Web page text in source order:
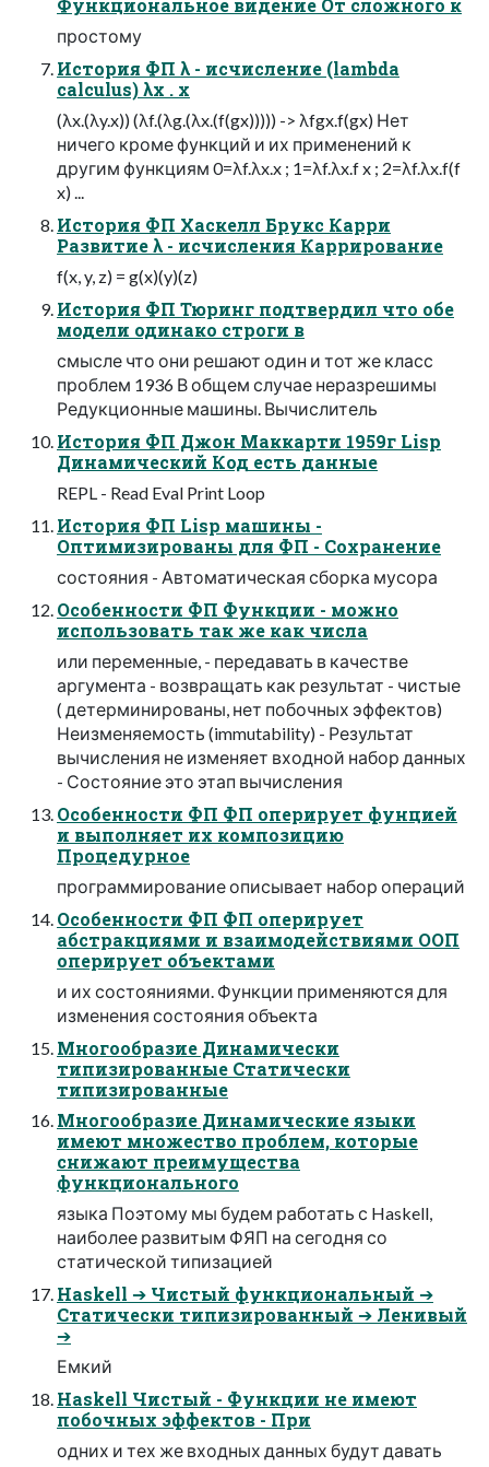
Функциональное видение От сложного к
простому
История ФП λ - исчисление (lambda
calculus) λx . x
(λx.(λy.x)) (λf.(λg.(λx.(f(gx))))) -> λfgx.f(gx) Нет
ничего кроме функций и их применений к
другим функциям 0=λf.λx.x ; 1=λf.λx.f x ; 2=λf.λx.f(f
x) ...
История ФП Хаскелл Брукс Карри
Развитие λ - исчисления Каррирование
f(x, y, z) = g(x)(y)(z)
История ФП Тюринг подтвердил что обе
модели одинако строги в
смысле что они решают один и тот же класс
проблем 1936 В общем случае неразрешимы
Редукционные машины. Вычислитель
История ФП Джон Маккарти 1959г Lisp
Динамический Код есть данные
REPL - Read Eval Print Loop
История ФП Lisp машины -
Оптимизированы для ФП - Сохранение
состояния - Автоматическая сборка мусора
Особенности ФП Функции - можно
использовать так же как числа
или переменные, - передавать в качестве
аргумента - возвращать как результат - чистые
( детерминированы, нет побочных эффектов)
Неизменяемость (immutability) - Результат
вычисления не изменяет входной набор данных
- Состояние это этап вычисления
Особенности ФП ФП оперирует фунцией
и выполняет их композицию
Процедурное
программирование описывает набор операций
Особенности ФП ФП оперирует
абстракциями и взаимодействиями ООП
оперирует объектами
и их состояниями. Функции применяются для
изменения состояния объекта
Многообразие Динамически
типизированные Статически
типизированные
Многообразие Динамические языки
имеют множество проблем, которые
снижают преимущества
функционального
языка Поэтому мы будем работать с Haskell,
наиболее развитым ФЯП на сегодня со
статической типизацией
Haskell ➔ Чистый функциональный ➔
Статически типизированный ➔ Ленивый
➔
Емкий
Haskell Чистый - Функции не имеют
побочных эффектов - При
одних и тех же входных данных будут давать